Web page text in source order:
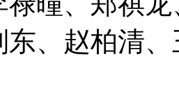
东、赵柏清